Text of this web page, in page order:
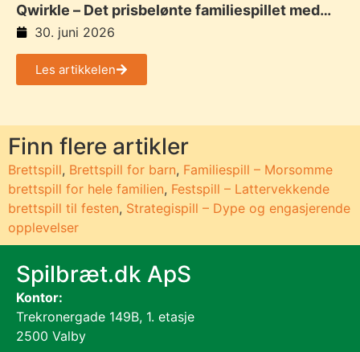
Qwirkle – Det prisbelønte familiespillet med
farger, former og smarte kombinasjoner
30. juni 2026
Les artikkelen
Finn flere artikler
Brettspill, Brettspill for barn, Familiespill – Morsomme
brettspill for hele familien, Festspill – Lattervekkende
brettspill til festen, Strategispill – Dype og engasjerende
opplevelser
Spilbræt.dk ApS
Kontor:
Trekronergade 149B, 1. etasje
2500 Valby